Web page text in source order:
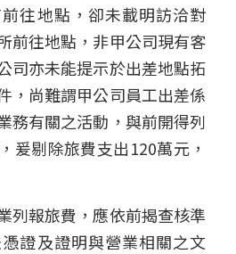
往地點，卻未載明訪洽對
前往地點，非甲公司現有客
司亦未能提示於出差地點拓
，尚難謂甲公司員工出差係
務有關之活動，與前開得列
爰剔除旅費支出120萬元，
列報旅費，應依前揭查核準
證及證明與營業相關之文